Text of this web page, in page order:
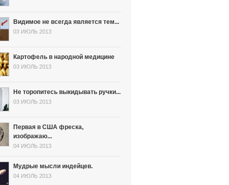
Видимое не всегда является тем...
03 ИЮЛЬ 2013
Картофель в народной медицине
03 ИЮЛЬ 2013
Не торопитесь выкидывать ручки...
03 ИЮЛЬ 2013
Первая в США фреска,
изображаю...
04 ИЮЛЬ 2013
Мудрые мысли индейцев.
04 ИЮЛЬ 2013